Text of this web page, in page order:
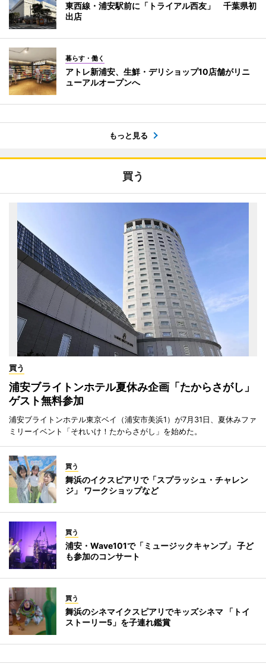
東西線・浦安駅前に「トライアル西友」 千葉県初
出店
暮らす・働く
アトレ新浦安、生鮮・デリショップ10店舗がリニ
ューアルオープンへ
もっと見る
買う
買う
浦安ブライトンホテル夏休み企画「たからさがし」
ゲスト無料参加
浦安ブライトンホテル東京ベイ（浦安市美浜1）が7月31日、夏休みファ
ミリーイベント「それいけ！たからさがし」を始めた。
買う
舞浜のイクスピアリで「スプラッシュ・チャレン
ジ」 ワークショップなど
買う
浦安・Wave101で「ミュージックキャンプ」 子ど
も参加のコンサート
買う
舞浜のシネマイクスピアリでキッズシネマ 「トイ
ストーリー5」を子連れ鑑賞